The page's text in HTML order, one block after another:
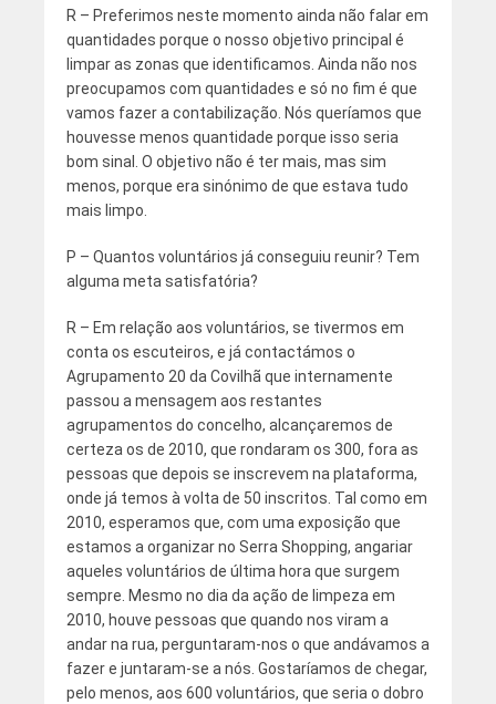
R – Preferimos neste momento ainda não falar em
quantidades porque o nosso objetivo principal é
limpar as zonas que identificamos. Ainda não nos
preocupamos com quantidades e só no fim é que
vamos fazer a contabilização. Nós queríamos que
houvesse menos quantidade porque isso seria
bom sinal. O objetivo não é ter mais, mas sim
menos, porque era sinónimo de que estava tudo
mais limpo.
P – Quantos voluntários já conseguiu reunir? Tem
alguma meta satisfatória?
R – Em relação aos voluntários, se tivermos em
conta os escuteiros, e já contactámos o
Agrupamento 20 da Covilhã que internamente
passou a mensagem aos restantes
agrupamentos do concelho, alcançaremos de
certeza os de 2010, que rondaram os 300, fora as
pessoas que depois se inscrevem na plataforma,
onde já temos à volta de 50 inscritos. Tal como em
2010, esperamos que, com uma exposição que
estamos a organizar no Serra Shopping, angariar
aqueles voluntários de última hora que surgem
sempre. Mesmo no dia da ação de limpeza em
2010, houve pessoas que quando nos viram a
andar na rua, perguntaram-nos o que andávamos a
fazer e juntaram-se a nós. Gostaríamos de chegar,
pelo menos, aos 600 voluntários, que seria o dobro